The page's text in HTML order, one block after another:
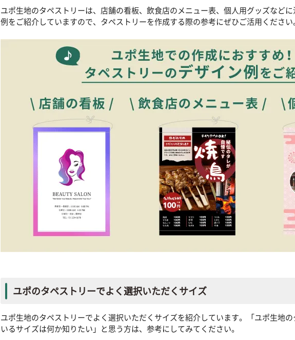
ユポ生地のタペストリーは、店舗の看板、飲食店のメニュー表、個人用グッズなど
例をご紹介していますので、タペストリーを作成する際の参考にぜひご活用ください
ユポのタペストリーでよく選択いただくサイズ
ユポ生地のタペストリーでよく選択いただくサイズを紹介しています。「ユポ生地
いるサイズは何か知りたい」と思う方は、参考にしてみてください。